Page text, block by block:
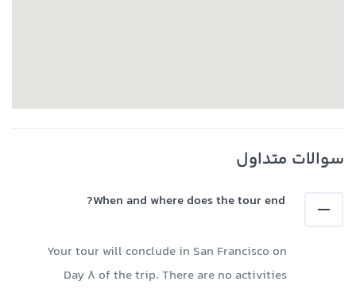
سوالات متداول
When and where does the tour end?
Your tour will conclude in San Francisco on
Day 8 of the trip. There are no activities